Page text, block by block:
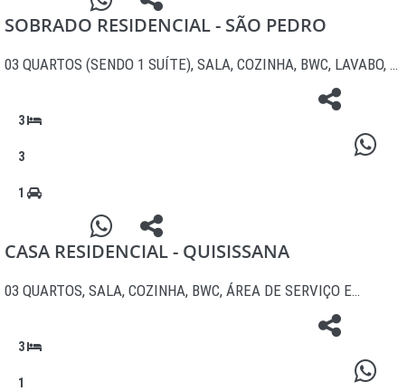
SOBRADO RESIDENCIAL - SÃO PEDRO
03 QUARTOS (SENDO 1 SUÍTE), SALA, COZINHA, BWC, LAVABO, …
3
3
1
CASA RESIDENCIAL - QUISISSANA
03 QUARTOS, SALA, COZINHA, BWC, ÁREA DE SERVIÇO E…
3
1